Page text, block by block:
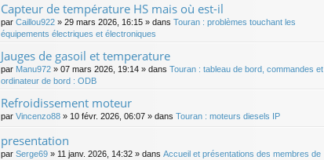
Capteur de température HS mais où est-il
par Caillou922 » 29 mars 2026, 16:15 » dans Touran : problèmes touchant les
équipements électriques et électroniques
Jauges de gasoil et temperature
par Manu972 » 07 mars 2026, 19:14 » dans Touran : tableau de bord, commandes et
ordinateur de bord : ODB
Refroidissement moteur
par Vincenzo88 » 10 févr. 2026, 06:07 » dans Touran : moteurs diesels IP
presentation
par Serge69 » 11 janv. 2026, 14:32 » dans Accueil et présentations des membres de